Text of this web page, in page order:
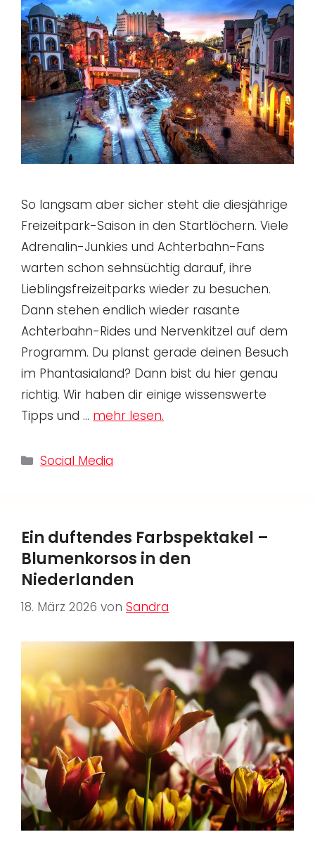
So langsam aber sicher steht die diesjährige
Freizeitpark-Saison in den Startlöchern. Viele
Adrenalin-Junkies und Achterbahn-Fans
warten schon sehnsüchtig darauf, ihre
Lieblingsfreizeitparks wieder zu besuchen.
Dann stehen endlich wieder rasante
Achterbahn-Rides und Nervenkitzel auf dem
Programm. Du planst gerade deinen Besuch
im Phantasialand? Dann bist du hier genau
richtig. Wir haben dir einige wissenswerte
Tipps und … mehr lesen.
Kategorien
Social Media
Ein duftendes Farbspektakel –
Blumenkorsos in den
Niederlanden
18. März 2026 von Sandra